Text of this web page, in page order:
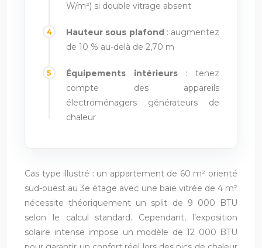
W/m²) si double vitrage absent
Hauteur sous plafond : augmentez
de 10 % au-delà de 2,70 m
Équipements intérieurs: tenez
compte des appareils
électroménagers générateurs de
chaleur
Cas type illustré : un appartement de 60 m² orienté
sud-ouest au 3e étage avec une baie vitrée de 4 m²
nécessite théoriquement un split de 9 000 BTU
selon le calcul standard. Cependant, l’exposition
solaire intense impose un modèle de 12 000 BTU